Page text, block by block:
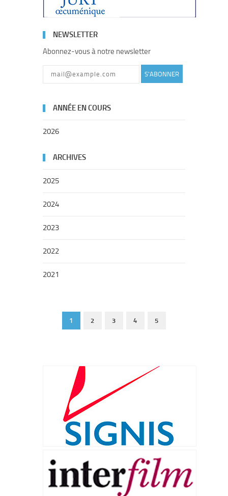
NEWSLETTER
Abonnez-vous à notre newsletter
S'ABONNER
ANNÉE EN COURS
2026
ARCHIVES
2025
2024
2023
2022
2021
1 2 3 4 5